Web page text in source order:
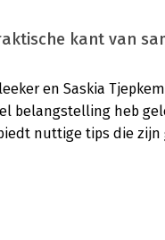
kant van
en Saskia
belangstelling heb
nuttige tips die zijn